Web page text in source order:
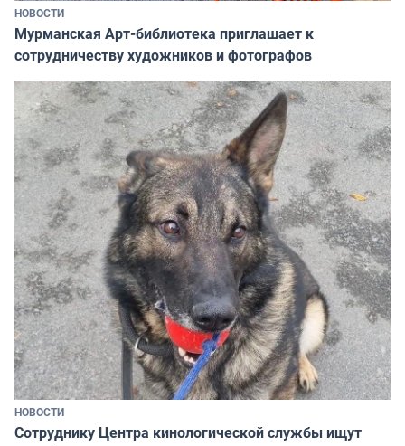
НОВОСТИ
Мурманская Арт-библиотека приглашает к
сотрудничеству художников и фотографов
НОВОСТИ
Сотруднику Центра кинологической службы ищут